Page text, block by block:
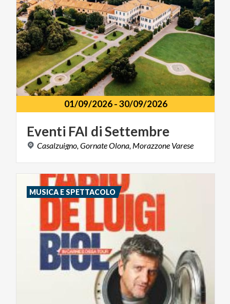
01/09/2026-30/09/2026
Eventi FAI diSettembre
Casalzuigno, GornateOlona, Morazzone Varese
MUSICA E SPETTACOLO